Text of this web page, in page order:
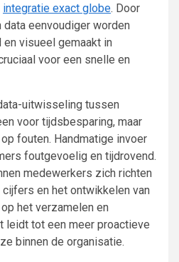
integratie exact globe. Door
eenvoudiger worden
visueel gemaakt in
voor een snelle en
uitwisseling tussen
voor tijdsbesparing, maar
fouten. Handmatige invoer
foutgevoelig en tijdrovend.
medewerkers zich richten
en het ontwikkelen van
het verzamelen en
leidt tot een meer proactieve
binnen de organisatie.